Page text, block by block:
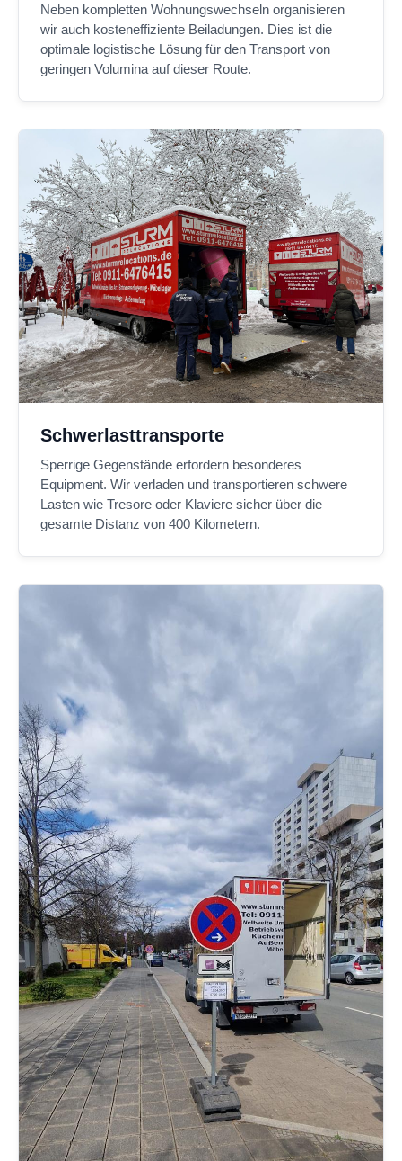
Neben kompletten Wohnungswechseln organisieren
wir auch kosteneffiziente Beiladungen. Dies ist die
optimale logistische Lösung für den Transport von
geringen Volumina auf dieser Route.
Schwerlasttransporte
Sperrige Gegenstände erfordern besonderes
Equipment. Wir verladen und transportieren schwere
Lasten wie Tresore oder Klaviere sicher über die
gesamte Distanz von 400 Kilometern.